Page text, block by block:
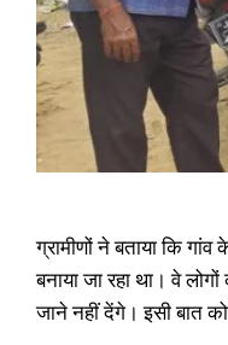
ग्रामीणों ने बताया कि
बनाया जा रहा था। वे
जाने नहीं देंगे। इसी बात